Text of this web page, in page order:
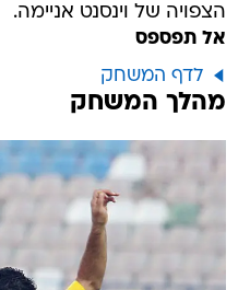
הצפויה של וינסנט אניימה.
אל תפספס
לדף המשחק
מהלך המשחק